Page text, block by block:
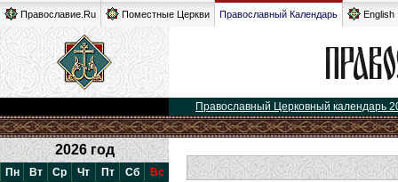
Православие.Ru Поместные Церкви Православный Календарь English
Православный Церковный календарь
2026 год
Пн Вт Ср Чт Пт Сб
Вс